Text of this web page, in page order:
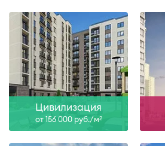
Цивилизация
от 156 000 руб./м2